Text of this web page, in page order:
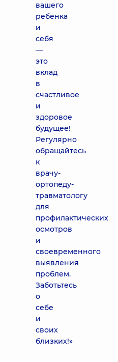
вашего
ребенка
и
себя
—
это
вклад
в
счастливое
и
здоровое
будущее!
Регулярно
обращайтесь
к
врачу-
ортопеду-
травматологу
для
профилактических
осмотров
и
своевременного
выявления
проблем.
Заботьтесь
о
себе
и
своих
близких!»